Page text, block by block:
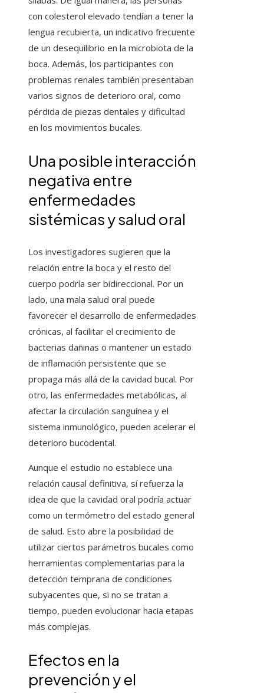
con colesterol elevado tendían a tener la
lengua recubierta, un indicativo frecuente
de un desequilibrio en la microbiota de la
boca. Además, los participantes con
problemas renales también presentaban
varios signos de deterioro oral, como
pérdida de piezas dentales y dificultad
en los movimientos bucales.
Una posible interacción
negativa entre
enfermedades
sistémicas y salud oral
Los investigadores sugieren que la
relación entre la boca y el resto del
cuerpo podría ser bidireccional. Por un
lado, una mala salud oral puede
favorecer el desarrollo de enfermedades
crónicas, al facilitar el crecimiento de
bacterias dañinas o mantener un estado
de inflamación persistente que se
propaga más allá de la cavidad bucal. Por
otro, las enfermedades metabólicas, al
afectar la circulación sanguínea y el
sistema inmunológico, pueden acelerar el
deterioro bucodental.
Aunque el estudio no establece una
relación causal definitiva, sí refuerza la
idea de que la cavidad oral podría actuar
como un termómetro del estado general
de salud. Esto abre la posibilidad de
utilizar ciertos parámetros bucales como
herramientas complementarias para la
detección temprana de condiciones
subyacentes que, si no se tratan a
tiempo, pueden evolucionar hacia etapas
más complejas.
Efectos en la
prevención y el